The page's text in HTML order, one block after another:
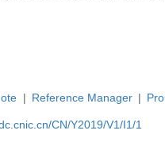
| Reference Manager |
CN/Y2019/V1/I1/1